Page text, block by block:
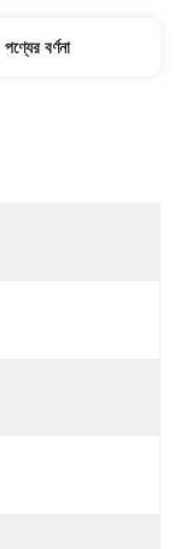
পণ্যের বর্ণনা